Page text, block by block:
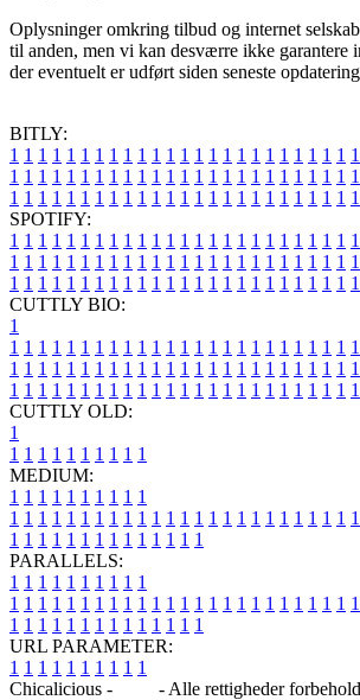
Oplysninger omkring tilbud og internet
til anden, men vi kan desværre ikke garantere
der eventuelt er udført siden seneste
BITLY:
1 1 1 1 1 1 1 1 1 1 1 1 1 1 1 1 1 1 1 1 1 1 1 1 1
1 1 1 1 1 1 1 1 1 1 1 1 1 1 1 1 1 1 1 1 1 1 1 1 1
1 1 1 1 1 1 1 1 1 1 1 1 1 1 1 1 1 1 1 1 1 1 1 1 1
SPOTIFY:
1 1 1 1 1 1 1 1 1 1 1 1 1 1 1 1 1 1 1 1 1 1 1 1 1
1 1 1 1 1 1 1 1 1 1 1 1 1 1 1 1 1 1 1 1 1 1 1 1 1
1 1 1 1 1 1 1 1 1 1 1 1 1 1 1 1 1 1 1 1 1 1 1 1 1
CUTTLY BIO:
1
1 1 1 1 1 1 1 1 1 1 1 1 1 1 1 1 1 1 1 1 1 1 1 1 1
1 1 1 1 1 1 1 1 1 1 1 1 1 1 1 1 1 1 1 1 1 1 1 1 1
1 1 1 1 1 1 1 1 1 1 1 1 1 1 1 1 1 1 1 1 1 1 1 1 1
CUTTLY OLD:
1
1 1 1 1 1 1 1 1 1 1
MEDIUM:
1 1 1 1 1 1 1 1 1 1
1 1 1 1 1 1 1 1 1 1 1 1 1 1 1 1 1 1 1 1 1 1 1 1 1
1 1 1 1 1 1 1 1 1 1 1 1 1 1
PARALLELS:
1 1 1 1 1 1 1 1 1 1
1 1 1 1 1 1 1 1 1 1 1 1 1 1 1 1 1 1 1 1 1 1 1 1 1
1 1 1 1 1 1 1 1 1 1 1 1 1 1
URL PARAMETER:
1 1 1 1 1 1 1 1 1 1
Chicalicious -
- Alle rettigheder